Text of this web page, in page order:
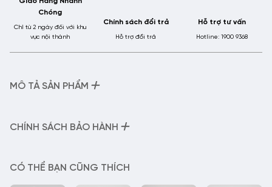
Chóng
Chỉ từ 2 ngày đối với khu
vực nội thành
Chính sách đổi trả
Hỗ trợ đổi trả
Hỗ trợ tư vấn
Hotline: 1900 9368
MÔ TẢ SẢN PHẨM +
– Mã sản phẩm:
SBL90144
đối.
Độ bền màu và tính đàn hồi cao. Ốc vặn được gia công kỹ
CHÍNH SÁCH BẢO HÀNH +
– Hỗ trợ điều chỉnh thị lực miễn phí trong vòng 30 ngày nếu
độ kính mới không thích nghỉ (chóng mặt, nhức đầu, nghiêng
CÓ THỂ BẠN CŨNG THÍCH